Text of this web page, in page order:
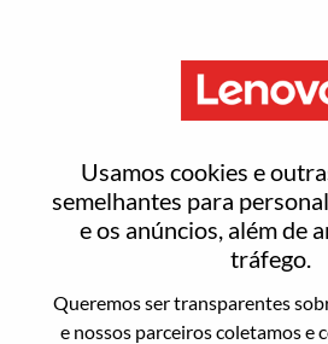
Usamos cookies e
semelhantes para
e os anúncios, além de
tráfego.
Queremos ser transparentes
e nossos parceiros coletamos e
Redefinir senha
Tem certeza que deseja